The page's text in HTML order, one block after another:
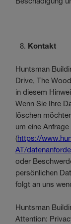
Kontakt
Huntsman
Drive, The
in diesem
Wenn Sie Ihre
löschen
um eine
(https://
AT/
oder
persönlichen
folgt an uns
Huntsman
Attention: